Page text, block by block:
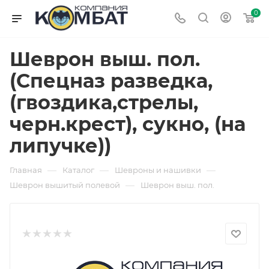
0
Шеврон выш. пол.
(Спецназ разведка,
(гвоздика,стрелы,
черн.крест), сукно, (на
липучке))
Главная — Каталог — Шевроны и нашивки —
Шеврон вышитый полевой — Шеврон выш. пол.